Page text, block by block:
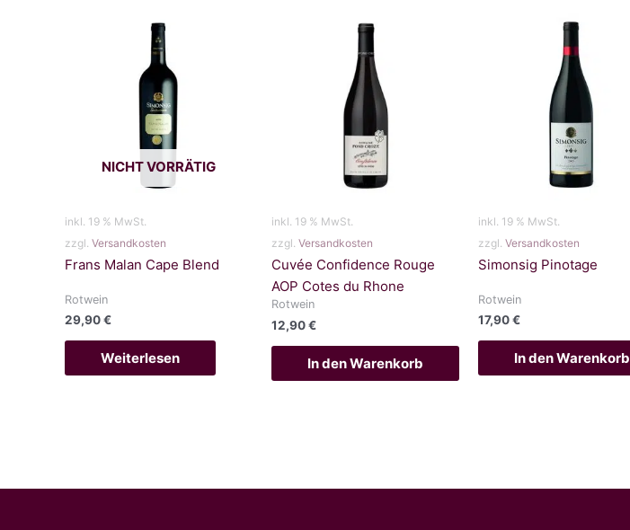
NICHT VORRÄTIG
inkl. 19 % MwSt.
zzgl. Versandkosten
Frans Malan Cape Blend
Rotwein
29,90€
Weiterlesen
inkl. 19 % MwSt.
zzgl. Versandkosten
Cuvée Confidence Rouge
AOP Cotes du Rhone
Rotwein
12,90€
In den Warenkorb
inkl. 19 % MwSt.
zzgl. Versandkosten
Simonsig Pinotage
Rotwein
17,90€
In den Warenkorb